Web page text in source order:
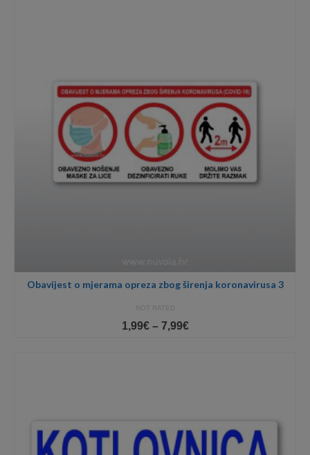
Obavijest o mjerama opreza zbog širenja koronavirusa 3
NOT RATED
1,99€ – 7,99€Price